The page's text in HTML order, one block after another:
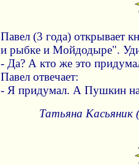
Павел (3 года) открывает
и рыбке и Мойдодыре".
- Да? А кто же это
Павел отвечает:
- Я придумал. А Пушкин
Татьяна